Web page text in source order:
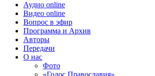
Аудио online
Видео online
Вопрос в эфир
Программа и Архив
Авторы
Передачи
О нас
Фото
«Голос Православия»